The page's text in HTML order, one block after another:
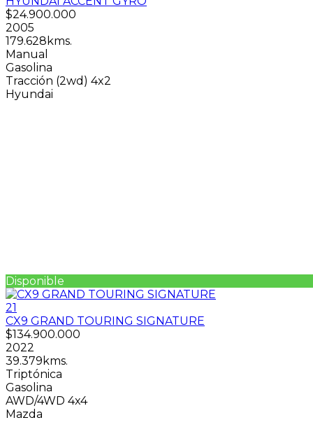
$24.900.000
2005
179.628kms.
Manual
Gasolina
Tracción (2wd) 4x2
Hyundai
Disponible
21
CX9 GRAND TOURING SIGNATURE
$134.900.000
2022
39.379kms.
Triptónica
Gasolina
AWD/4WD 4x4
Mazda